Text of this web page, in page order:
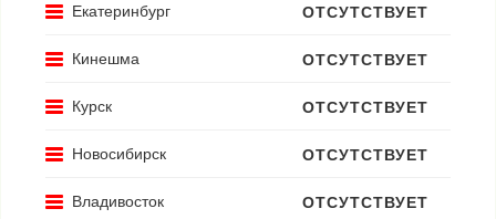
Екатеринбург ОТСУТСТВУЕТ
Кинешма ОТСУТСТВУЕТ
Курск ОТСУТСТВУЕТ
Новосибирск ОТСУТСТВУЕТ
Владивосток ОТСУТСТВУЕТ